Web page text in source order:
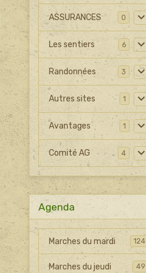
ASSURANCES 0
Les sentiers 6
Randonnées 3
Autres sites 1
Avantages 1
Comité AG 4
Agenda
Marches du mardi 124
Marches du jeudi 49